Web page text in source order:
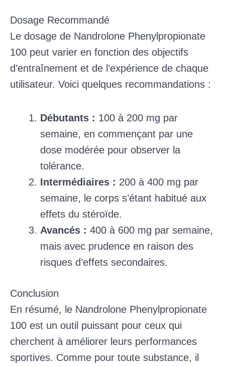
Dosage Recommandé
Le dosage de Nandrolone Phenylpropionate
100 peut varier en fonction des objectifs
d’entraînement et de l’expérience de chaque
utilisateur. Voici quelques recommandations :
Débutants : 100 à 200 mg par
semaine, en commençant par une
dose modérée pour observer la
tolérance.
Intermédiaires : 200 à 400 mg par
semaine, le corps s’étant habitué aux
effets du stéroïde.
Avancés : 400 à 600 mg par semaine,
mais avec prudence en raison des
risques d’effets secondaires.
Conclusion
En résumé, le Nandrolone Phenylpropionate
100 est un outil puissant pour ceux qui
cherchent à améliorer leurs performances
sportives. Comme pour toute substance, il